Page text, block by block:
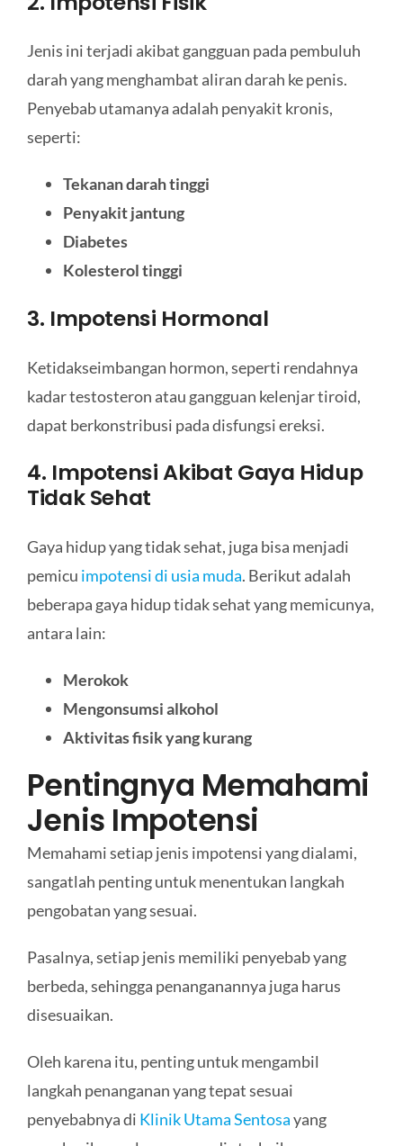
Jenis ini terjadi akibat gangguan pada pembuluh
darah yang menghambat aliran darah ke penis.
Penyebab utamanya adalah penyakit kronis,
seperti:
Tekanan darah tinggi
Penyakit jantung
Diabetes
Kolesterol tinggi
3. Impotensi Hormonal
Ketidakseimbangan hormon, seperti rendahnya
kadar testosteron atau gangguan kelenjar tiroid,
dapat berkonstribusi pada disfungsi ereksi.
4. Impotensi Akibat Gaya Hidup
Tidak Sehat
Gaya hidup yang tidak sehat, juga bisa menjadi
pemicu impotensi di usia muda. Berikut adalah
beberapa gaya hidup tidak sehat yang memicunya,
antara lain:
Merokok
Mengonsumsi alkohol
Aktivitas fisik yang kurang
Pentingnya Memahami
Jenis Impotensi
Memahami setiap jenis impotensi yang dialami,
sangatlah penting untuk menentukan langkah
pengobatan yang sesuai.
Pasalnya, setiap jenis memiliki penyebab yang
berbeda, sehingga penanganannya juga harus
disesuaikan.
Oleh karena itu, penting untuk mengambil
langkah penanganan yang tepat sesuai
penyebabnya di Klinik Utama Sentosayang